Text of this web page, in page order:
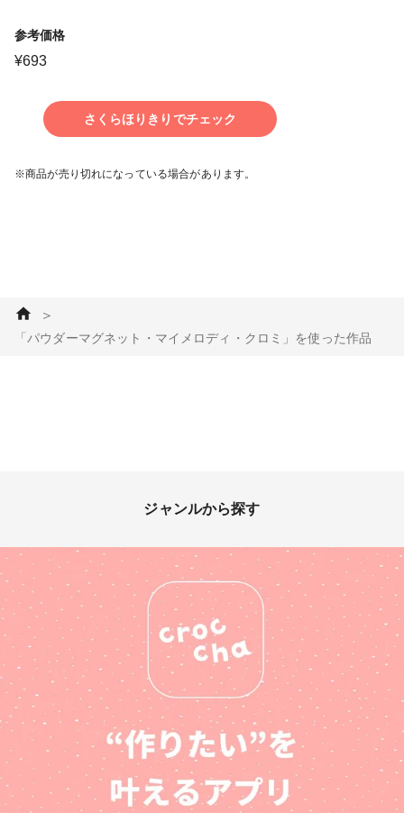
参考価格
¥693
さくらほりきりでチェック
※商品が売り切れになっている場合があります。
＞
「パウダーマグネット・マイメロディ・クロミ」を使った作品
ジャンルから探す